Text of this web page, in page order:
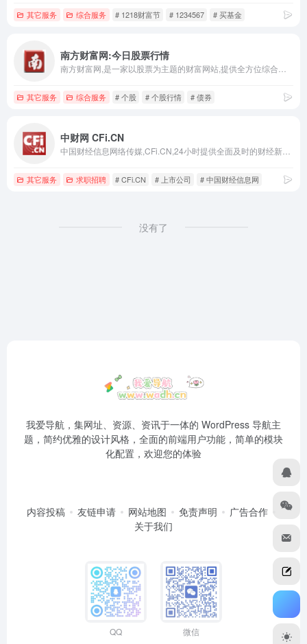
其它服务 综合服务 # 1218财富节 # 1234567 # 买基金
南方财富网:今日股票行情
其它服务 综合服务 # 个股 # 个股行情 # 债券
中财网 CFi.CN
其它服务 求职招聘 # CFi.CN # 上市公司 # 中国财经信息网
没有了
我爱导航，集网址、资源、资讯于一体的 WordPress 导航主
题，简约优雅的设计风格，全面的前端用户功能，简单的模块
化配置，欢迎您的体验
内容投稿 友链申请 网站地图 免责声明
广告合作
关于我们
QQ 微信